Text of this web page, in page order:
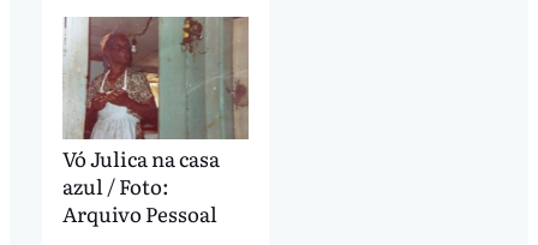
Vó Julica na casa
azul / Foto:
Arquivo Pessoal